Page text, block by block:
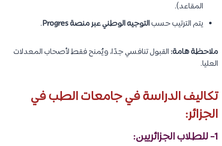
المقاعد).
يتم الترتيب حسبالتوجيه الوطني عبر منصة Progres .
ملاحظة هامة: القبول تنافسي جدًا، ويُمنح فقط لأصحاب المعدلات
العليا.
تكاليف الدراسة في جامعات الطب في
الجزائر:
1- للطلاب الجزائريين: